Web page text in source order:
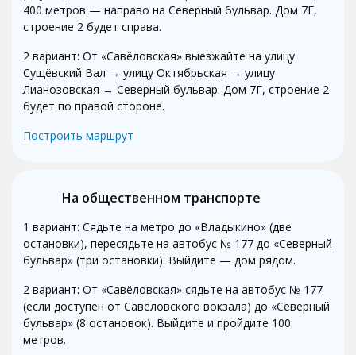
400 метров — направо на Северный бульвар. Дом 7Г,
строение 2 будет справа.
2 вариант: От «Савёловская» выезжайте на улицу
Сущёвский Вал → улицу Октябрьская → улицу
Лианозовская → Северный бульвар. Дом 7Г, строение 2
будет по правой стороне.
Построить маршрут
На общественном транспорте
1 вариант: Сядьте на метро до «Владыкино» (две
остановки), пересядьте на автобус № 177 до «Северный
бульвар» (три остановки). Выйдите — дом рядом.
2 вариант: От «Савёловская» сядьте на автобус № 177
(если доступен от Савёловского вокзала) до «Северный
бульвар» (8 остановок). Выйдите и пройдите 100
метров.